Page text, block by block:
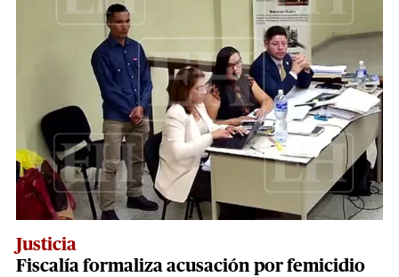
Justicia
Fiscalía formaliza acusación por femicidio